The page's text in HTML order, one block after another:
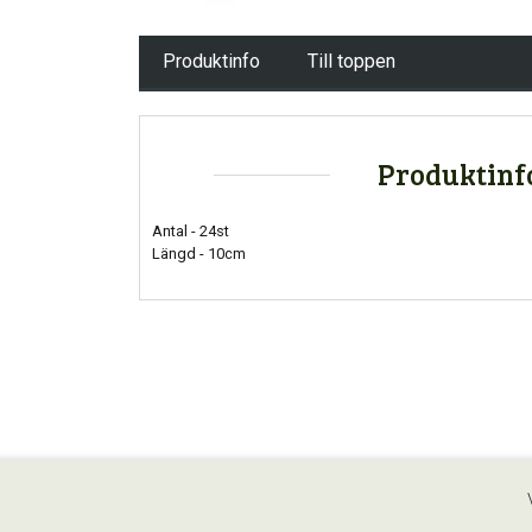
Produktinfo Till toppen
Antal - 24st
Längd - 10cm